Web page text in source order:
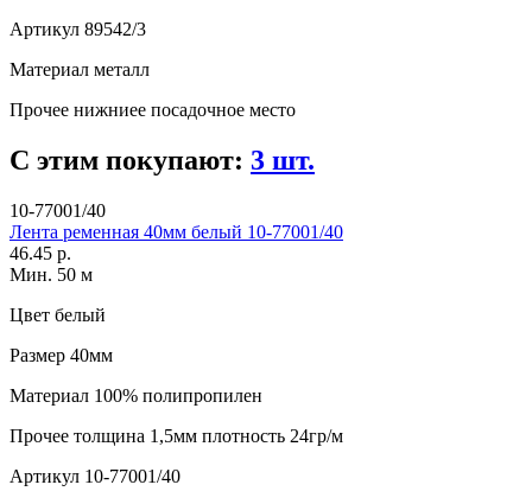
Артикул 89542/3
Материал металл
Прочее нижниее посадочное место
С этим покупают: 3 шт.
10-77001/40
Лента ременная 40мм белый 10-77001/40
46.45 р.
Мин. 50 м
Цвет белый
Размер 40мм
Материал 100% полипропилен
Прочее толщина 1,5мм плотность 24гр/м
Артикул 10-77001/40